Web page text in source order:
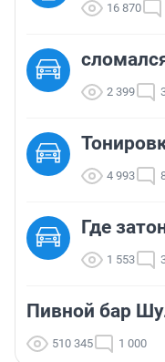
16 870
2 399
4 993
Где
1 553
Пивной бар
510 345 1 000